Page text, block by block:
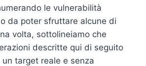
le vulnerabilità
da poter sfruttare alcune di
volta, sottolineiamo che
descritte qui di seguito
target reale e senza